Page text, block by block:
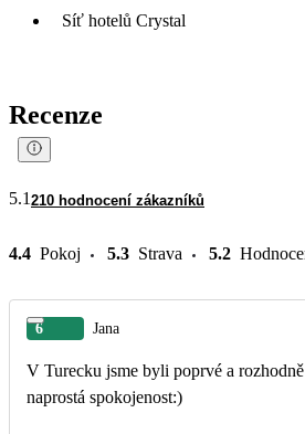
Síť hotelů Crystal
Recenze
5.1 210 hodnocení zákazníků
4.4 Pokoj 5.3 Strava 5.2
6 Jana
V Turecku jsme byli poprvé a
naprostá spokojenost:)